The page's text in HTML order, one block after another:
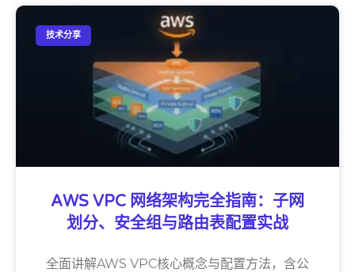
技术分享
AWS VPC 网络架构完全指南：子网
划分、安全组与路由表配置实战
全面讲解AWS VPC核心概念与配置方法，含公